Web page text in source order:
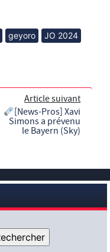
geyoro
JO 2024
Article suivant
[News-Pros] Xavi
Simons a prévenu
le Bayern (Sky)